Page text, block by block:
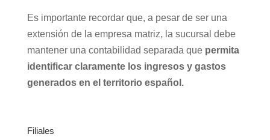
Es importante recordar que, a pesar de ser una
extensión de la empresa matriz, la sucursal debe
mantener una contabilidad separada que permita
identificar claramente los ingresos y gastos
generados en el territorio español.
Filiales